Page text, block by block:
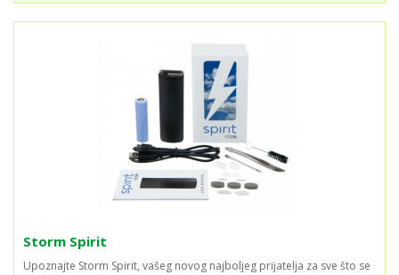
Storm Spirit
Upoznajte Storm Spirit, vašeg novog najboljeg prijatelja za sve što se